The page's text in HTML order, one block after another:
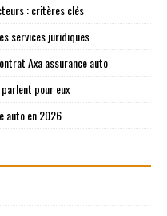
: critères clés
services juridiques
Axa assurance auto
pour eux
auto en 2026